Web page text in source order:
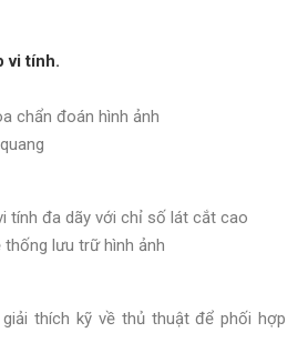
vi tính.
chẩn đoán hình ảnh
tính đa dãy với chỉ số lát cắt cao
thống lưu trữ hình ảnh
thích kỹ về thủ thuật để phối hợp